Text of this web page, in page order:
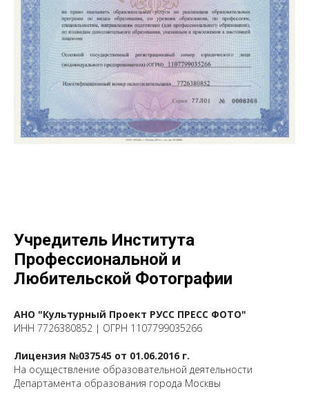
Учредитель Института
Профессиональной и
Любительской Фотографии
АНО "Культурный Проект РУСС ПРЕСС ФОТО"
ИНН 7726380852 | ОГРН 1107799035266
Лицензия №037545 от 01.06.2016 г.
На осуществление образовательной деятельности
Департамента образования города Москвы